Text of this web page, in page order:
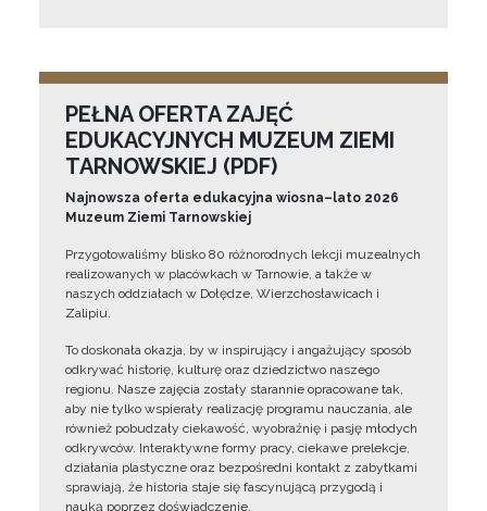
PEŁNA OFERTA ZAJĘĆ
EDUKACYJNYCH MUZEUM ZIEMI
TARNOWSKIEJ (PDF)
Najnowsza oferta edukacyjna wiosna–lato 2026
Muzeum Ziemi Tarnowskiej
Przygotowaliśmy blisko 80 różnorodnych lekcji muzealnych
realizowanych w placówkach w Tarnowie, a także w
naszych oddziałach w Dołędze, Wierzchosławicach i
Zalipiu.
To doskonała okazja, by w inspirujący i angażujący sposób
odkrywać historię, kulturę oraz dziedzictwo naszego
regionu. Nasze zajęcia zostały starannie opracowane tak,
aby nie tylko wspierały realizację programu nauczania, ale
również pobudzały ciekawość, wyobraźnię i pasję młodych
odkrywców. Interaktywne formy pracy, ciekawe prelekcje,
działania plastyczne oraz bezpośredni kontakt z zabytkami
sprawiają, że historia staje się fascynującą przygodą i
nauką poprzez doświadczenie.